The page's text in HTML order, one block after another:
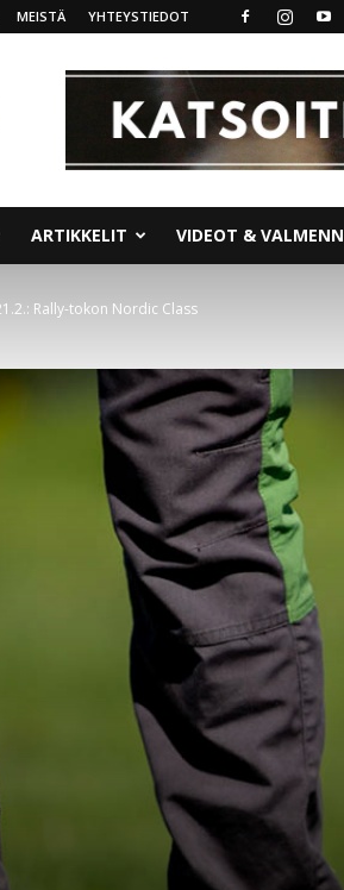
MEISTÄ YHTEYSTIEDOT
ARTIKKELIT VIDEOT &
Rally-tokon Nordic Class